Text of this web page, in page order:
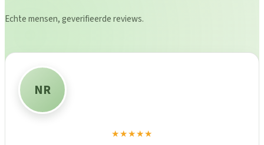
Echte mensen, geverifieerde reviews.
NR
★★★★★